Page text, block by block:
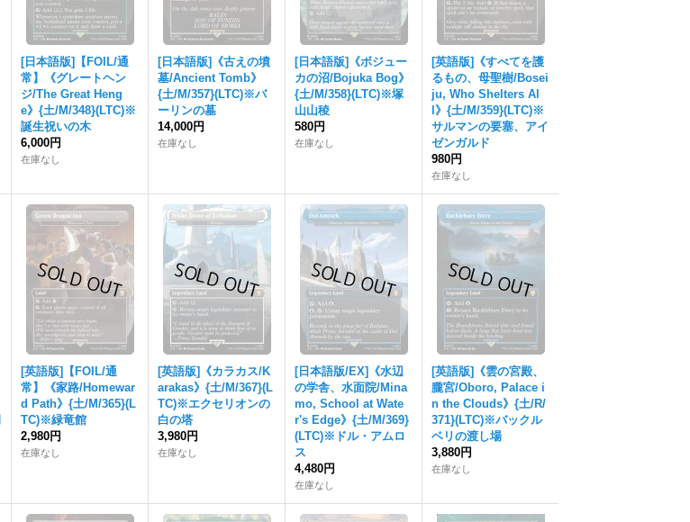
[日本語版]【FOIL/通
常】《グレートヘン
ジ/The Great Heng
e》{土/M/348}(LTC)※
誕生祝いの木
6,000円
在庫なし
[日本語版]《古えの墳
墓/Ancient Tomb》
{土/M/357}(LTC)※バ
ーリンの墓
14,000円
在庫なし
[日本語版]《ボジュー
カの沼/Bojuka Bog》
{土/M/358}(LTC)※塚
山山稜
580円
在庫なし
[英語版]《すべてを護
るもの、母聖樹/Bosei
ju, Who Shelters Al
l》{土/M/359}(LTC)※
サルマンの要塞、アイ
ゼンガルド
980円
在庫なし
[英語版]【FOIL/通
常】《家路/Homewar
d Path》{土/M/365}(L
TC)※緑竜館
2,980円
在庫なし
[英語版]《カラカス/K
arakas》{土/M/367}(L
TC)※エクセリオンの
白の塔
3,980円
在庫なし
[日本語版/EX]《水辺
の学舎、水面院/Mina
mo, School at Wate
r's Edge》{土/M/369}
(LTC)※ドル・アムロ
ス
4,480円
在庫なし
[英語版]《雲の宮殿、
朧宮/Oboro, Palace i
n the Clouds》{土/R/
371}(LTC)※バックル
ベリの渡し場
3,880円
在庫なし